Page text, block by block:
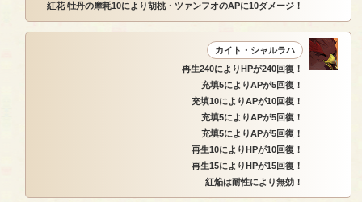
紅花 牡丹の摩耗10により胡桃・ツァンフオのAPに10ダメージ！
カイト・シャルラハ
再生240によりHPが240回復！
充填5によりAPが5回復！
充填10によりAPが10回復！
充填5によりAPが5回復！
充填5によりAPが5回復！
再生10によりHPが10回復！
再生15によりHPが15回復！
紅焔は耐性により無効！